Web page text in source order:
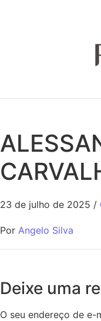
23 de julho de 2025 /
Por Angelo Silva
Deixe uma
O seu endereço de e-